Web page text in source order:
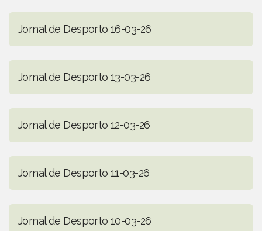
Jornal de Desporto 16-03-26
Jornal de Desporto 13-03-26
Jornal de Desporto 12-03-26
Jornal de Desporto 11-03-26
Jornal de Desporto 10-03-26